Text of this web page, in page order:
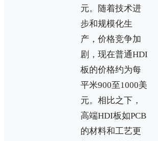
元。随着技术进
步和规模化生
产，价格竞争加
剧，现在普通HDI
板的价格约为每
平米900至1000美
元。相比之下，
高端HDI板如PCB
的材料和工艺更